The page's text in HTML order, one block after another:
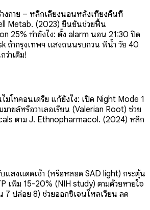
งกาย – หลีกเลี่ยงนอนหลังเที่ยงคืนที่
Metab. (2023) ยืนยันช่วยฟื้น
25% ทำยังไง: ตั้ง alarm นอน 21:30 ปิด
ถ้ากรุงเทพฯ แสงถนนรบกวน พี่น้ำ วัย 40
าเดิม!
มโทคอนเดรีย แก้ยังไง: เปิด Night Mode 1
ายล์หรือวาเลอเรียน (Valerian Root) ช่วย
ตาม J. Ethnopharmacol. (2024) หลีก
แสงแดดเช้า (หรือหลอด SAD light) กระตุ้น
เพิ่ม 15-20% (NIH study) ตามด้วยหายใจ
7 ปล่อย 8) ช่วยออกซิเจนไหลเวียน ลด